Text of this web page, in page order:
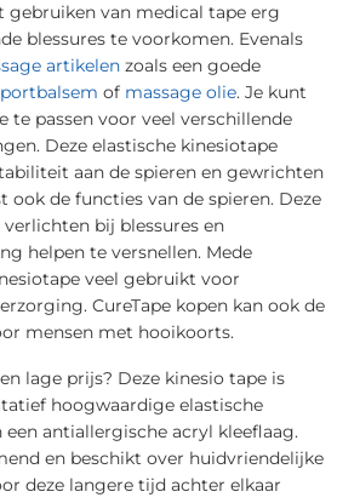
gebruiken van medical tape erg
blessures te voorkomen. Evenals
artikelen zoals een goede
of massage olie. Je kunt
te passen voor veel verschillende
Deze elastische kinesiotape
aan de spieren en gewrichten
ook de functies van de spieren. Deze
bij blessures en
helpen te versnellen. Mede
veel gebruikt voor
CureTape kopen kan ook de
mensen met hooikoorts.
lage prijs? Deze kinesio tape is
hoogwaardige elastische
antiallergische acryl kleeflaag.
en beschikt over huidvriendelijke
deze langere tijd achter elkaar